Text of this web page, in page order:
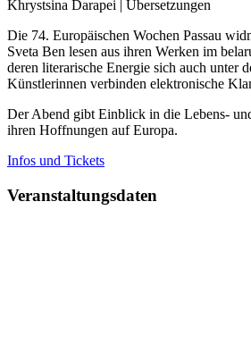
Khrystsina Darapei | Übersetzungen
Die 74. Europäischen Wochen Passau
Sveta Ben lesen aus ihren Werken im
deren literarische Energie sich auch
Künstlerinnen verbinden elektronische
Der Abend gibt Einblick in die Lebens-
ihren Hoffnungen auf Europa.
Infos und Tickets
Veranstaltungsdaten